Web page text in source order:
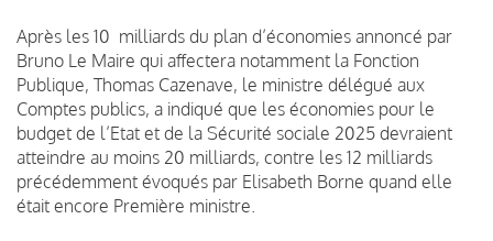
Après les 10 milliards du plan d’économies annoncé par
Bruno Le Maire qui affectera notamment la Fonction
Publique, Thomas Cazenave, le ministre délégué aux
Comptes publics, a indiqué que les économies pour le
budget de l’Etat et de la Sécurité sociale 2025 devraient
atteindre au moins 20 milliards, contre les 12 milliards
précédemment évoqués par Elisabeth Borne quand elle
était encore Première ministre.